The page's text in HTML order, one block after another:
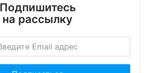
Подпишитесь
на рассылку